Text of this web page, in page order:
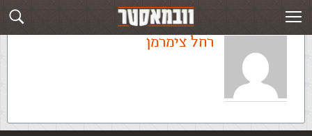
רחל צימרמן